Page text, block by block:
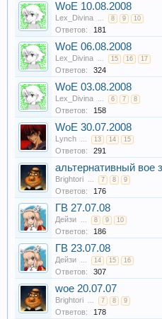
WoE 10.08.2008
Lex_Divina ... 8 9 10
Ответов: 181
WoE 06.08.2008
Lex_Divina ... 15 16 17
Ответов: 324
WoE 03.08.2008
Lex_Divina ... 6 7 8
Ответов: 158
WoE 30.07.2008
Lynch ... 13 14 15
Ответов: 291
альтернативный вое
Brightori ... 7 8 9
Ответов: 176
ГВ 27.07.08
Дейзи ... 8 9 10
Ответов: 186
ГВ 23.07.08
Дейзи ... 14 15 16
Ответов: 307
woe 20.07.07
Brightori ... 7 8 9
Ответов: 178